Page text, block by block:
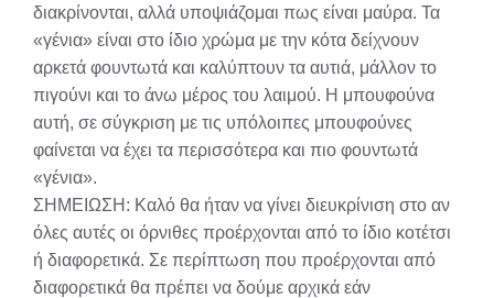
διακρίνονται, αλλά υποψιάζομαι πως είναι μαύρα. Τα
«γένια» είναι στο ίδιο χρώμα με την κότα δείχνουν
αρκετά φουντωτά και καλύπτουν τα αυτιά, μάλλον το
πιγούνι και το άνω μέρος του λαιμού. Η μπουφούνα
αυτή, σε σύγκριση με τις υπόλοιπες μπουφούνες
φαίνεται να έχει τα περισσότερα και πιο φουντωτά
«γένια».
ΣΗΜΕΙΩΣΗ: Καλό θα ήταν να γίνει διευκρίνιση στο αν
όλες αυτές οι όρνιθες προέρχονται από το ίδιο κοτέτσι
ή διαφορετικά. Σε περίπτωση που προέρχονται από
διαφορετικά θα πρέπει να δούμε αρχικά εάν